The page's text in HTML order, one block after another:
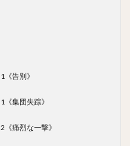
1《告別》
1《集団失踪》
2《痛烈な一撃》